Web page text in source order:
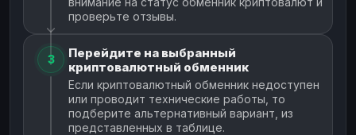
проверьте отзывы.
3
Перейдите на выбранный
криптовалютный обменник
Если криптовалютный обменник недоступен
или проводит технические работы, то
подберите альтернативный вариант, из
представленных в таблице.